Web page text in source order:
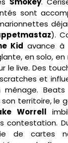
sont
).
Kid avance à
en solo,
le live. Des
et
Beats
territoire, le
Worrell
contestation.
de cartes